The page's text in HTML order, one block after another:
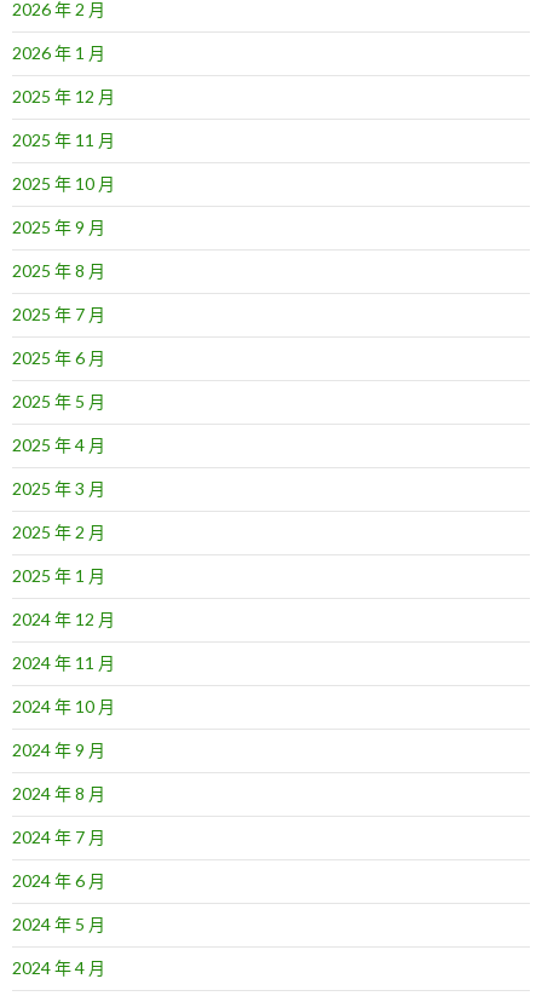
2026 年 2 月
2026 年 1 月
2025 年 12 月
2025 年 11 月
2025 年 10 月
2025 年 9 月
2025 年 8 月
2025 年 7 月
2025 年 6 月
2025 年 5 月
2025 年 4 月
2025 年 3 月
2025 年 2 月
2025 年 1 月
2024 年 12 月
2024 年 11 月
2024 年 10 月
2024 年 9 月
2024 年 8 月
2024 年 7 月
2024 年 6 月
2024 年 5 月
2024 年 4 月